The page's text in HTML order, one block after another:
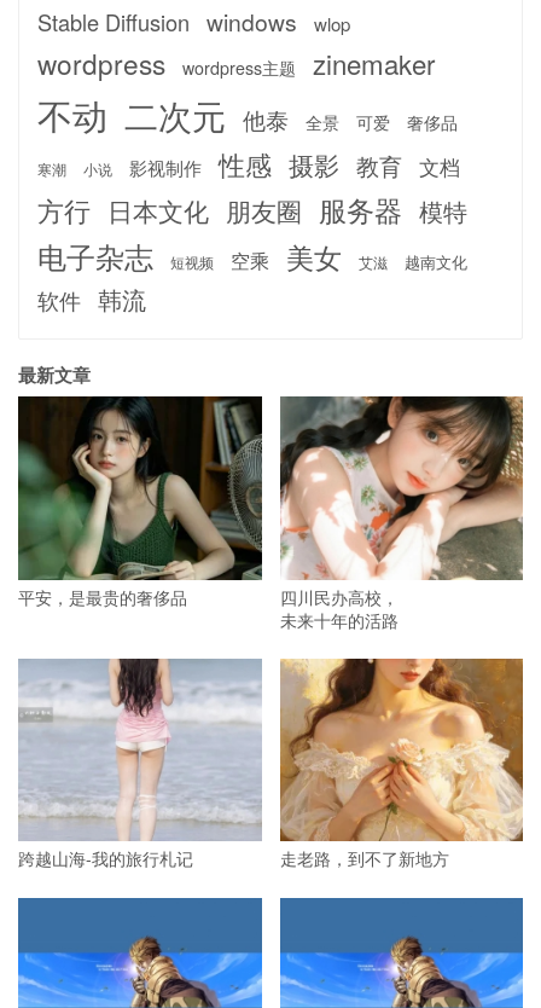
Stable Diffusion windows wlop
wordpress wordpress主题 zinemaker
不动 二次元 他泰 全景 可爱 奢侈品
寒潮 小说 影视制作 性感 摄影 教育 文档
方行 日本文化 朋友圈 服务器 模特
电子杂志 短视频 空乘 美女 艾滋 越南文化
软件 韩流
最新文章
平安，是最贵的奢侈品
四川民办高校，
未来十年的活路
跨越山海-我的旅行札记 走老路，到不了新地方